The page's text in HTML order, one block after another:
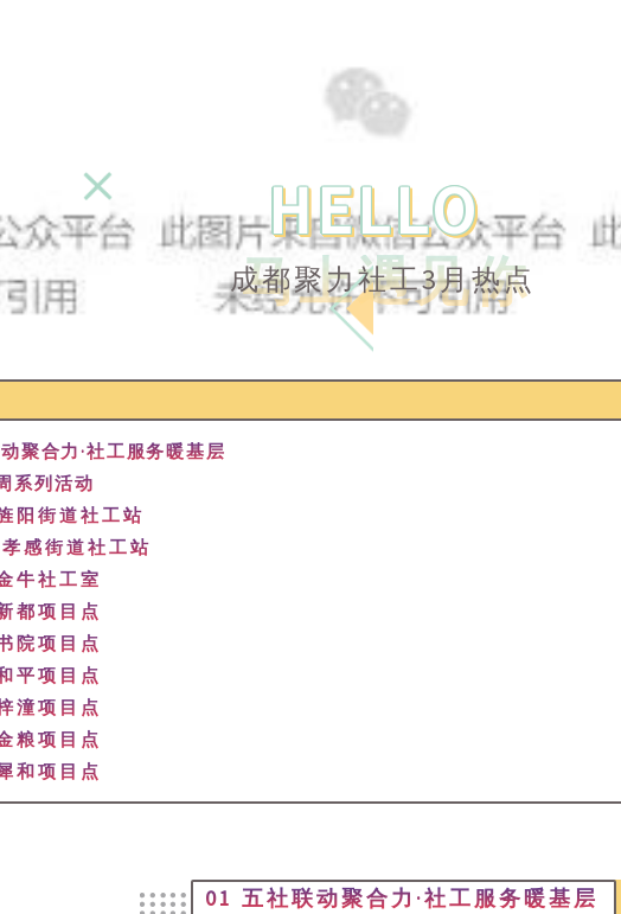
HELLO
马上遇见你
成都聚力社工3月热点
聚合力·社工服务暖基层
系列活动
阳街道社工站
感街道社工站
牛社工室
都项目点
院项目点
平项目点
潼项目点
粮项目点
和项目点
01 五社联动聚合力·社工服务暖基层